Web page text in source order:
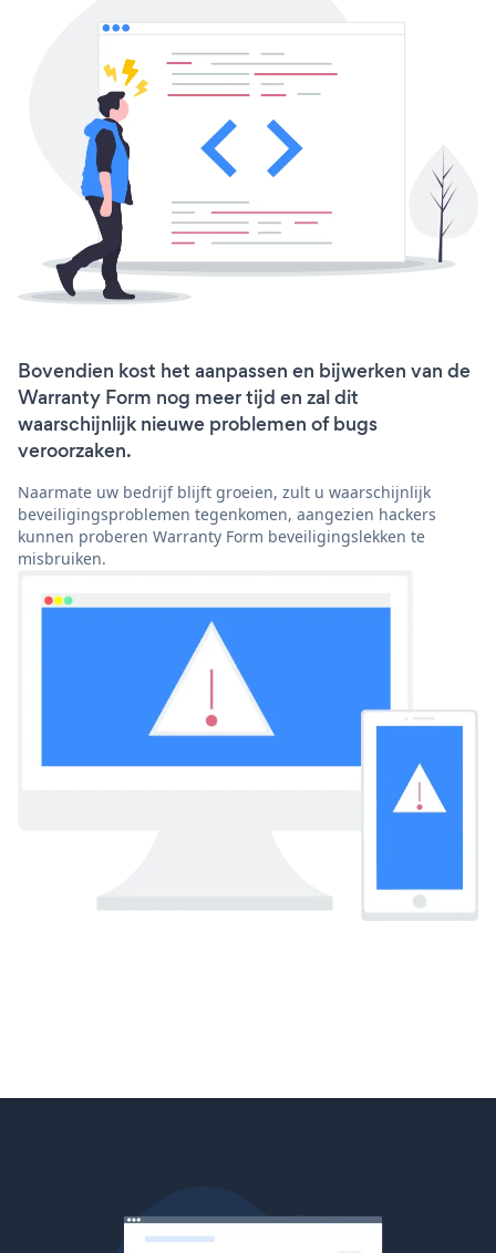
Bovendien kost het aanpassen en bijwerken van de
Warranty Form nog meer tijd en zal dit
waarschijnlijk nieuwe problemen of bugs
veroorzaken.
Naarmate uw bedrijf blijft groeien, zult u waarschijnlijk
beveiligingsproblemen tegenkomen, aangezien hackers
kunnen proberen Warranty Form beveiligingslekken te
misbruiken.